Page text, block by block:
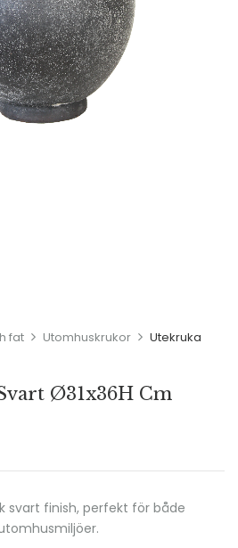
fat Utomhuskrukor
Utekruka
Ø31x36H Cm
svart finish, perfekt för både